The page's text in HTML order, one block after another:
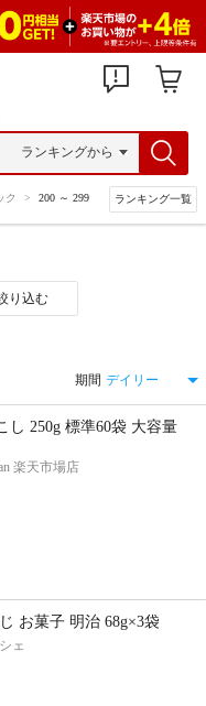
ク > 200 ～ 299 ランキング一覧
り込む
期間
し 250g 標準60袋 大容量
楽天市場店
お菓子 明治 68g×3袋
ェ